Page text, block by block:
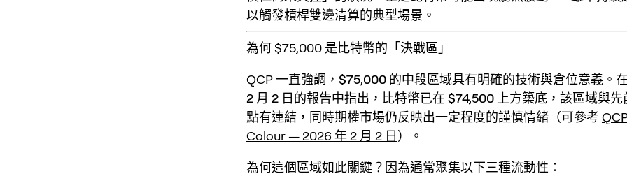
以觸發槓桿雙邊清算的典型場景。
為何 $75,000 是比特幣的「決戰區」
QCP 一直強調， $75,000 的中段區域具有明確的技術與倉位意義。
2 月 2 日的報告中指出，比特幣已在 $74,500 上方築底，該區域與先
點有連結，同時期權市場仍反映出一定程度的謹慎情緒（可參考
Colour — 2026 年 2 月 2 日）。
為何這個區域如此關鍵？因為通常聚集以下三種流動性：